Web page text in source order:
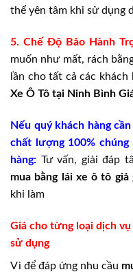
thể yên tâm khi sử dụng
5. Chế Độ Bảo Hành
muốn như mất, rách
lần cho tất cả các khách
Xe Ô Tô tại Ninh Bình
Nếu quý khách hàng
chất lượng 100%
hàng: Tư vấn, giải đáp
mua bằng lái xe ô tô giả
khi làm
Giá cho từng loại dịch
sử dụng
Vì để đáp ứng nhu cầu